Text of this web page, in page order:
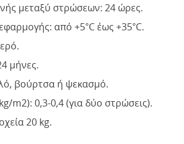
μεταξύ στρώσεων: 24 ώρες.
από +5°C έως +35°C.
μήνες.
βούρτσα ή ψεκασμό.
m2): 0,3-0,4 (για δύο στρώσεις).
20 kg.